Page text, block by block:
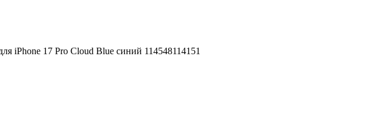
iPhone 17 Pro Cloud Blue синий 114548114151